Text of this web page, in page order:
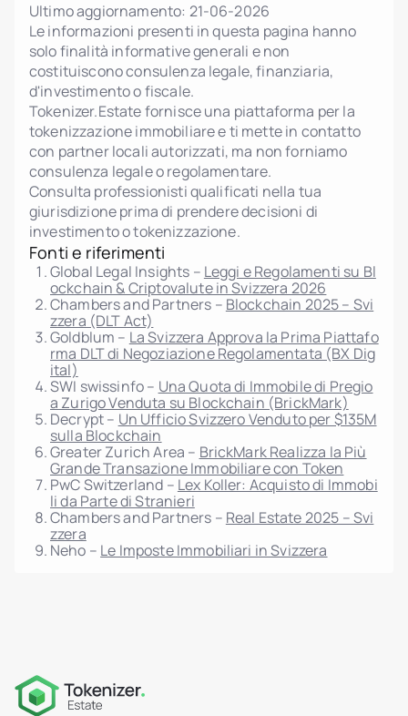
Ultimo aggiornamento: 21-06-2026
Le informazioni presenti in questa pagina hanno
solo finalità informative generali e non
costituiscono consulenza legale, finanziaria,
d'investimento o fiscale.
Tokenizer.Estate fornisce una piattaforma per la
tokenizzazione immobiliare e ti mette in contatto
con partner locali autorizzati, ma non forniamo
consulenza legale o regolamentare.
Consulta professionisti qualificati nella tua
giurisdizione prima di prendere decisioni di
investimento o tokenizzazione.
Fonti e riferimenti
Global Legal Insights – Leggi e Regolamenti su Bl
ockchain & Criptovalute in Svizzera 2026
Chambers and Partners – Blockchain 2025 – Svi
zzera (DLT Act)
Goldblum – La Svizzera Approva la Prima Piattafo
rma DLT di Negoziazione Regolamentata (BX Dig
ital)
SWI swissinfo – Una Quota di Immobile di Pregio
a Zurigo Venduta su Blockchain (BrickMark)
Decrypt – Un Ufficio Svizzero Venduto per $135M
sulla Blockchain
Greater Zurich Area – BrickMark Realizza la Più
Grande Transazione Immobiliare con Token
PwC Switzerland – Lex Koller: Acquisto di Immobi
li da Parte di Stranieri
Chambers and Partners – Real Estate 2025 – Svi
zzera
Neho – Le Imposte Immobiliari in Svizzera